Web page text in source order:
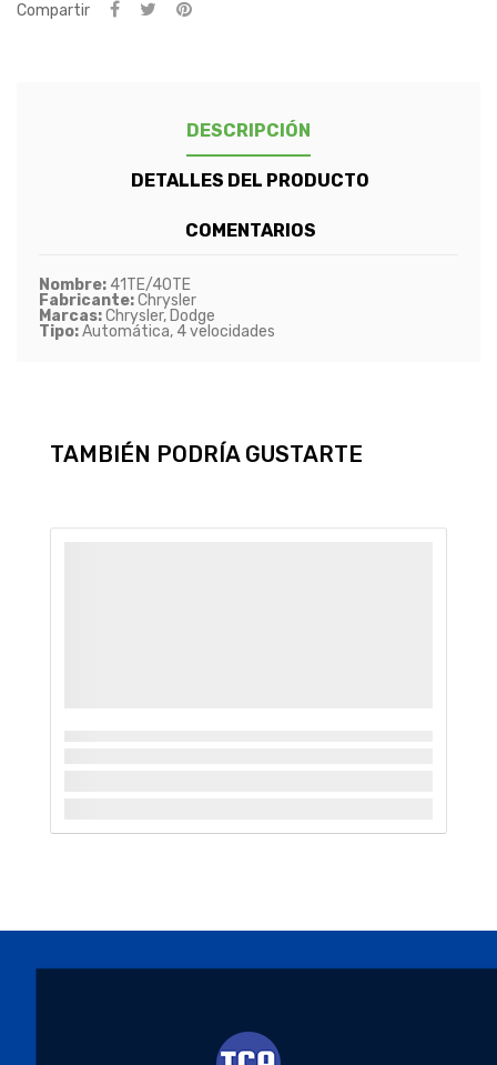
Compartir
DESCRIPCIÓN
DETALLES DEL PRODUCTO
COMENTARIOS
Nombre: 41TE/40TE
Fabricante:Chrysler
Marcas:Chrysler, Dodge
Tipo:Automática, 4 velocidades
TAMBIÉN PODRÍA GUSTARTE